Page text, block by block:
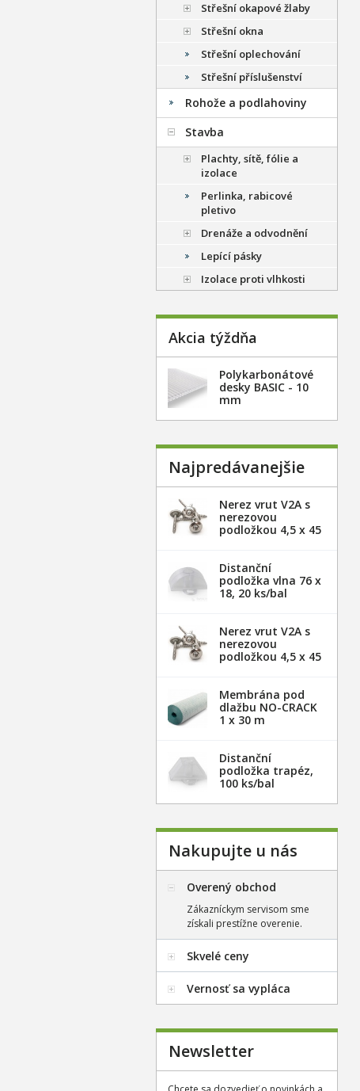
Střešní okapové žlaby
Střešní okna
Střešní oplechování
Střešní příslušenství
Rohože a podlahoviny
Stavba
Plachty, sítě, fólie a
izolace
Perlinka, rabicové
pletivo
Drenáže a odvodnění
Lepící pásky
Izolace proti vlhkosti
Akcia týždňa
Polykarbonátové
desky BASIC - 10
mm
Najpredávanejšie
Nerez vrut V2A s
nerezovou
podložkou 4,5 x 45
Distanční
podložka vlna 76 x
18, 20 ks/bal
Nerez vrut V2A s
nerezovou
podložkou 4,5 x 45
Membrána pod
dlažbu NO-CRACK
1 x 30 m
Distanční
podložka trapéz,
100 ks/bal
Nakupujte u nás
Overený obchod
Zákazníckym servisom sme
získali prestížne overenie.
Skvelé ceny
Vernosť sa vypláca
Newsletter